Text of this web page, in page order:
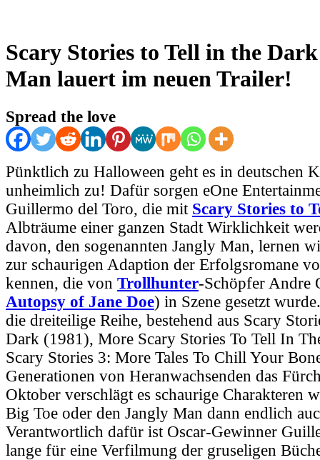
Scary Stories to Tell in the
Man lauert im neuen Trailer!
Spread the love
Pünktlich zu Halloween geht es in deutschen
unheimlich zu! Dafür sorgen eOne
Guillermo del Toro, die mit Scary Stories to
Albträume einer ganzen Stadt Wirklichkeit
davon, den sogenannten Jangly Man, lernen
zur schaurigen Adaption der Erfolgsromane
kennen, die von Trollhunter-Schöpfer Andre
Autopsy of Jane Doe) in Szene gesetzt
die dreiteilige Reihe, bestehend aus Scary
Dark (1981), More Scary Stories To Tell In
Scary Stories 3: More Tales To Chill Your
Generationen von Heranwachsenden das
Oktober verschlägt es schaurige Charakteren
Big Toe oder den Jangly Man dann endlich
Verantwortlich dafür ist Oscar-Gewinner
lange für eine Verfilmung der gruseligen